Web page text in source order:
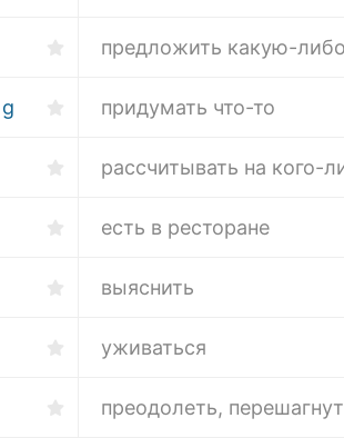
предложить какую-
придумать что-то
рассчитывать на кого-
есть в ресторане
выяснить
уживаться
преодолеть,